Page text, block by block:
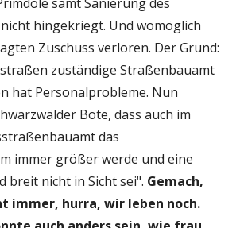
hingekriegt. Und womöglich
Zuschuss verloren. Der Grund:
zuständige Straßenbauamt
hat Personalprobleme. Nun
Bote, dass auch im
das
immer größer werde und eine
breit nicht in Sicht sei". Gemach,
immer, hurra, wir leben noch.